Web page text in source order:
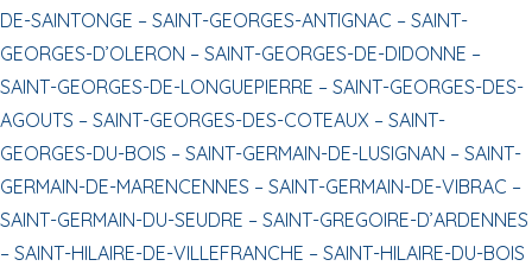
DE-SAINTONGE – SAINT-GEORGES-ANTIGNAC – SAINT-
GEORGES-D’OLERON – SAINT-GEORGES-DE-DIDONNE –
SAINT-GEORGES-DE-LONGUEPIERRE – SAINT-GEORGES-DES-
AGOUTS – SAINT-GEORGES-DES-COTEAUX – SAINT-
GEORGES-DU-BOIS – SAINT-GERMAIN-DE-LUSIGNAN – SAINT-
GERMAIN-DE-MARENCENNES – SAINT-GERMAIN-DE-VIBRAC –
SAINT-GERMAIN-DU-SEUDRE – SAINT-GREGOIRE-D’ARDENNES
– SAINT-HILAIRE-DE-VILLEFRANCHE – SAINT-HILAIRE-DU-BOIS